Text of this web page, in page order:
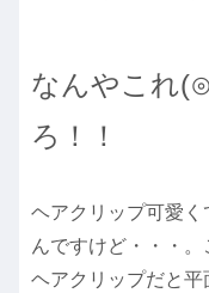
なんやこれ
ろ！！
ヘアクリップ可愛
んですけど・・・
ヘアクリップだと